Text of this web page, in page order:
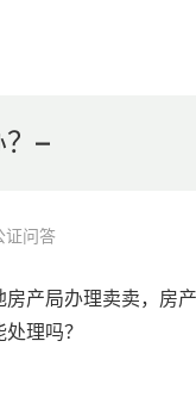
–
证问答
产局办理卖卖，房
理吗？